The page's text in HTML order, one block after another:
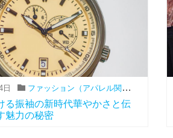
日 ファッション（アパレル関連）
る振袖の新時代華やかさと伝
魅力の秘密